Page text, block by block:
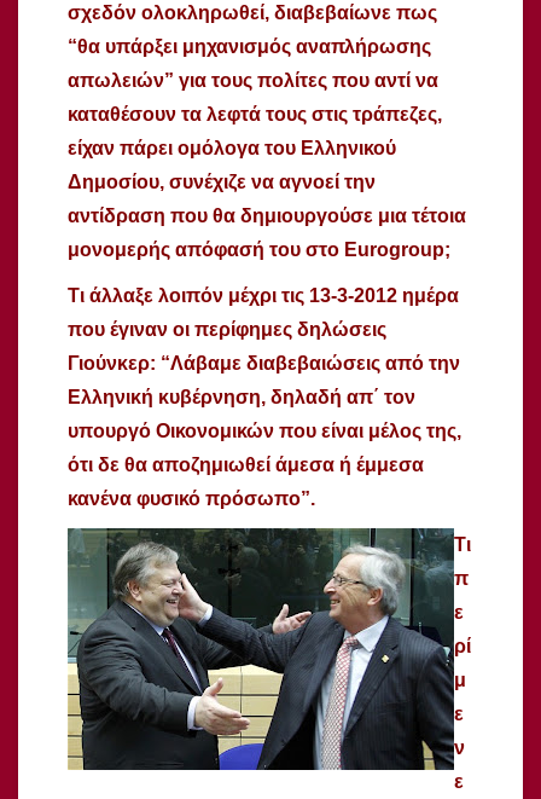
σχεδόν ολοκληρωθεί, διαβεβαίωνε πως
“θα υπάρξει μηχανισμός αναπλήρωσης
απωλειών” για τους πολίτες που αντί να
καταθέσουν τα λεφτά τους στις τράπεζες,
είχαν πάρει ομόλογα του Ελληνικού
Δημοσίου, συνέχιζε να αγνοεί την
αντίδραση που θα δημιουργούσε μια τέτοια
μονομερής απόφασή του στο Eurogroup;
Τι άλλαξε λοιπόν μέχρι τις 13-3-2012 ημέρα
που έγιναν οι περίφημες δηλώσεις
Γιούνκερ: “Λάβαμε διαβεβαιώσεις από την
Ελληνική κυβέρνηση, δηλαδή απ΄ τον
υπουργό Οικονομικών που είναι μέλος της,
ότι δε θα αποζημιωθεί άμεσα ή έμμεσα
κανένα φυσικό πρόσωπο”.
Τι
π
ε
ρί
μ
ε
ν
ε